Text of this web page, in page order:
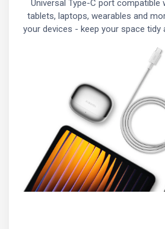
Universal Type-C port compatible
tablets, laptops, wearables and
your devices - keep your space tidy